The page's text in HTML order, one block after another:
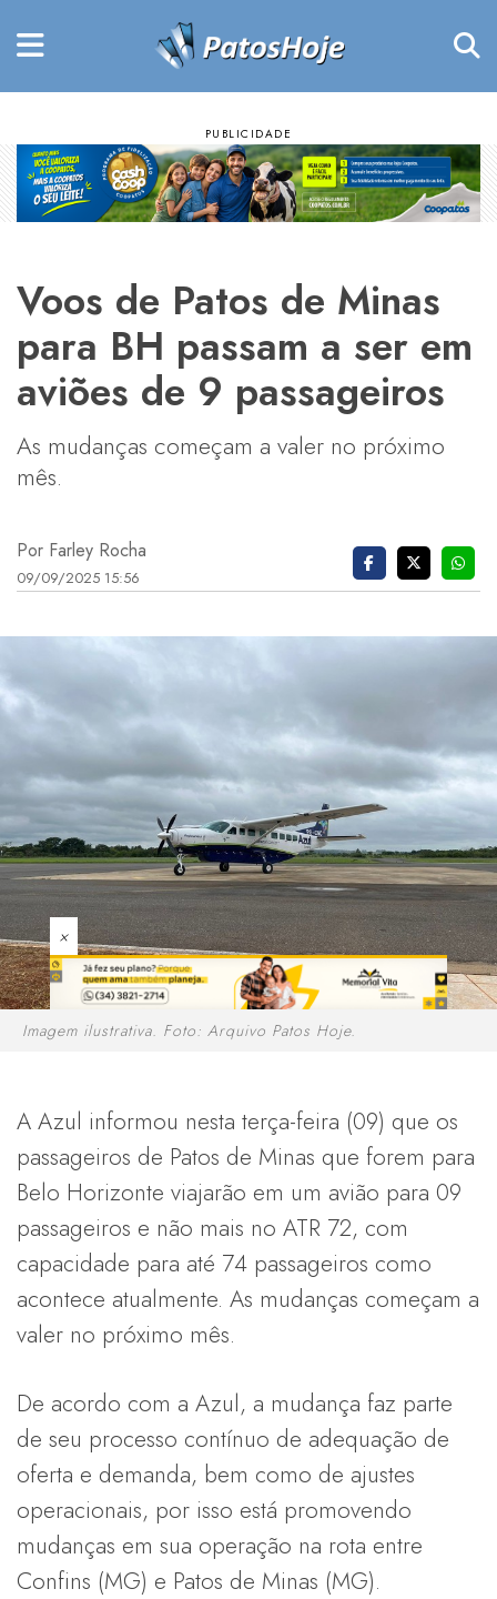
Voos de Patos de Minas
para BH passam a ser em
aviões de 9 passageiros
As mudanças começam a valer no próximo
mês.
Por Farley Rocha
09/09/2025 15:56
×
Imagem ilustrativa. Foto: Arquivo Patos Hoje.
A Azul informou nesta terça-feira (09) que os
passageiros de Patos de Minas que forem para
Belo Horizonte viajarão em um avião para 09
passageiros e não mais no ATR 72, com
capacidade para até 74 passageiros como
acontece atualmente. As mudanças começam a
valer no próximo mês.
De acordo com a Azul, a mudança faz parte
de seu processo contínuo de adequação de
oferta e demanda, bem como de ajustes
operacionais, por isso está promovendo
mudanças em sua operação na rota entre
Confins (MG) e Patos de Minas (MG).